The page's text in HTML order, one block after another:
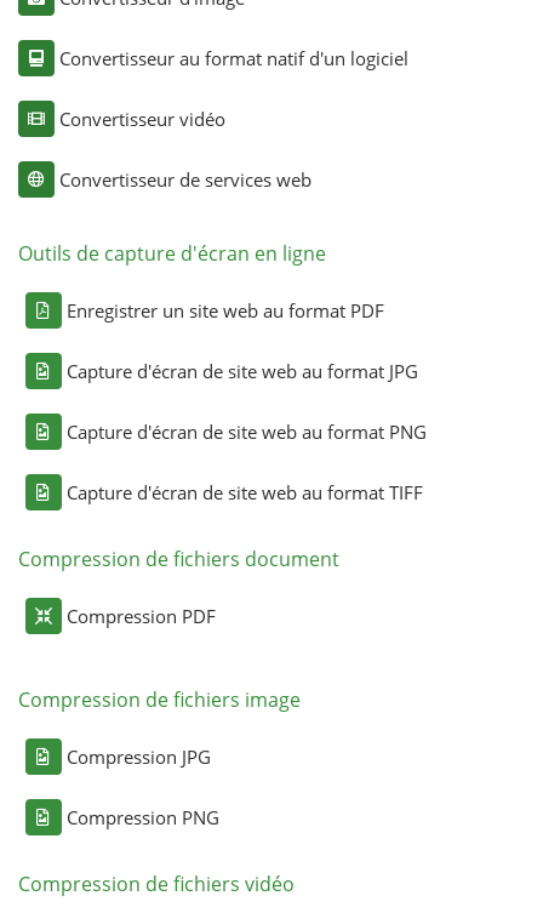
Convertisseur au format natif d'un logiciel
Convertisseur vidéo
Convertisseur de services web
Outils de capture d'écran en ligne
Enregistrer un site web au format PDF
Capture d'écran de site web au format JPG
Capture d'écran de site web au format PNG
Capture d'écran de site web au format TIFF
Compression de fichiers document
Compression PDF
Compression de fichiers image
Compression JPG
Compression PNG
Compression de fichiers vidéo